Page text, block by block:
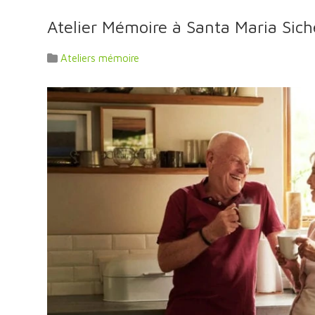
Atelier Mémoire à Santa Maria
Ateliers mémoire